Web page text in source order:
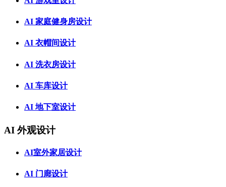
AI 家庭健身房设计
AI 衣帽间设计
AI 洗衣房设计
AI 车库设计
AI 地下室设计
AI 外观设计
AI室外家居设计
AI 门廊设计